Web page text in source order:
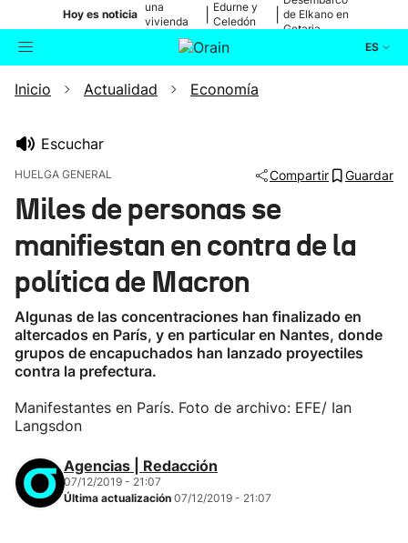
Hoy es noticia
una
vivienda
de Bilbao
Edurne y
Celedón
de Elkano en
Getaria
ES
Buscador Actualidad
Ikusmiran
Eguraldia
Inicio Actualidad Economía
Escuchar
HUELGA GENERAL Compartir Guardar
Miles de personas se
manifiestan en contra de la
política de Macron
Algunas de las concentraciones han finalizado en
altercados en París, y en particular en Nantes, donde
grupos de encapuchados han lanzado proyectiles
contra la prefectura.
Manifestantes en París. Foto de archivo: EFE/ Ian
Langsdon
Agencias | Redacción
07/12/2019 - 21:07
Última actualización 07/12/2019 - 21:07